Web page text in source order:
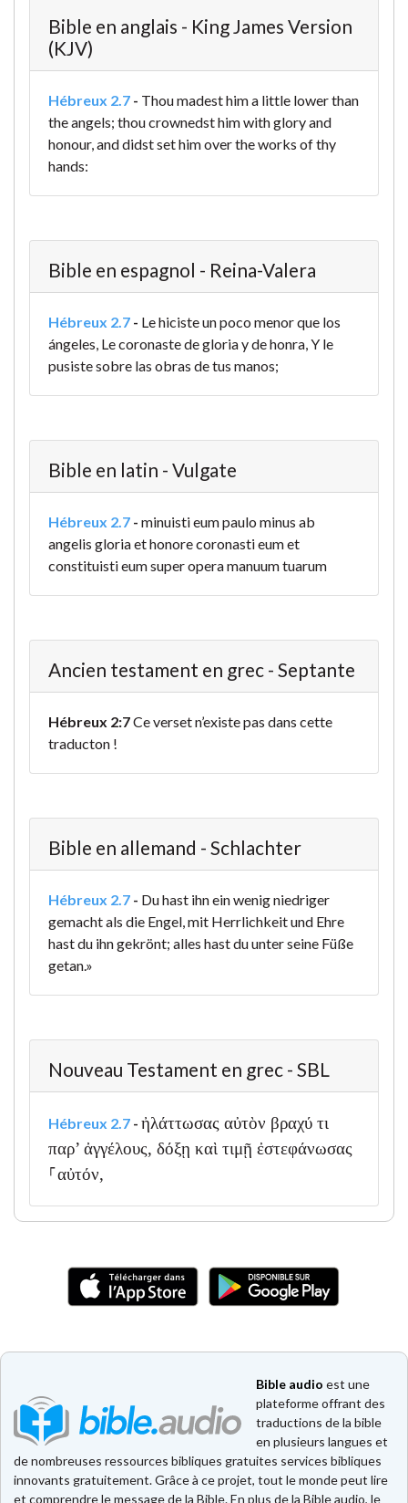
Bible en anglais - King James Version
(KJV)
Hébreux 2.7 - Thou madest him a little lower than
the angels; thou crownedst him with glory and
honour, and didst set him over the works of thy
hands:
Bible en espagnol - Reina-Valera
Hébreux 2.7 - Le hiciste un poco menor que los
ángeles, Le coronaste de gloria y de honra, Y le
pusiste sobre las obras de tus manos;
Bible en latin - Vulgate
Hébreux 2.7 - minuisti eum paulo minus ab
angelis gloria et honore coronasti eum et
constituisti eum super opera manuum tuarum
Ancien testament en grec - Septante
Hébreux 2:7Ce verset n’existe pas dans cette
traducton !
Bible en allemand - Schlachter
Hébreux 2.7 - Du hast ihn ein wenig niedriger
gemacht als die Engel, mit Herrlichkeit und Ehre
hast du ihn gekrönt; alles hast du unter seine Füße
getan.»
Nouveau Testament en grec - SBL
Hébreux 2.7 - ἠλάττωσας αὐτὸν βραχύ τι
παρ’ ἀγγέλους, δόξῃ καὶ τιμῇ ἐστεφάνωσας
⸀αὐτόν,
Bible audio est une
plateforme offrant des
traductions de la bible
en plusieurs langues et
de nombreuses ressources bibliques gratuites services bibliques
innovants gratuitement. Grâce à ce projet, tout le monde peut lire
et comprendre le message de la Bible. En plus de la Bible audio, le